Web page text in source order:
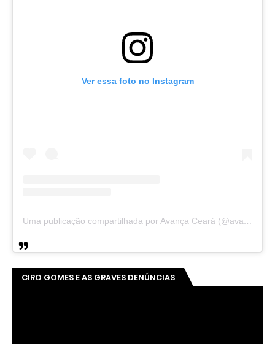
Ver essa foto no Instagram
Uma publicação compartilhada por Avança Ceará (@avancaceara)
CIRO GOMES E AS GRAVES DENÚNCIAS